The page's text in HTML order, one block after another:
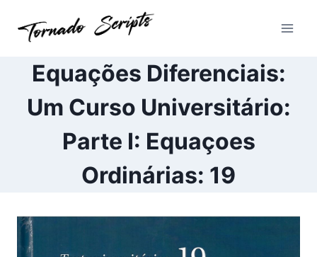
para
ConteúdoEquações Diferenciais:
Um Curso Universitário:
Parte I: Equaçoes
Ordinárias: 19